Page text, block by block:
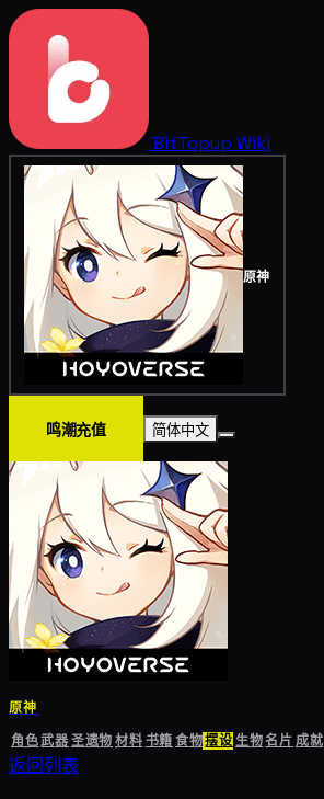
BitTopup Wiki
原神
鸣潮充值 简体中文
原神
角色武器圣遗物材料书籍食物摆设生物名片成就
返回列表